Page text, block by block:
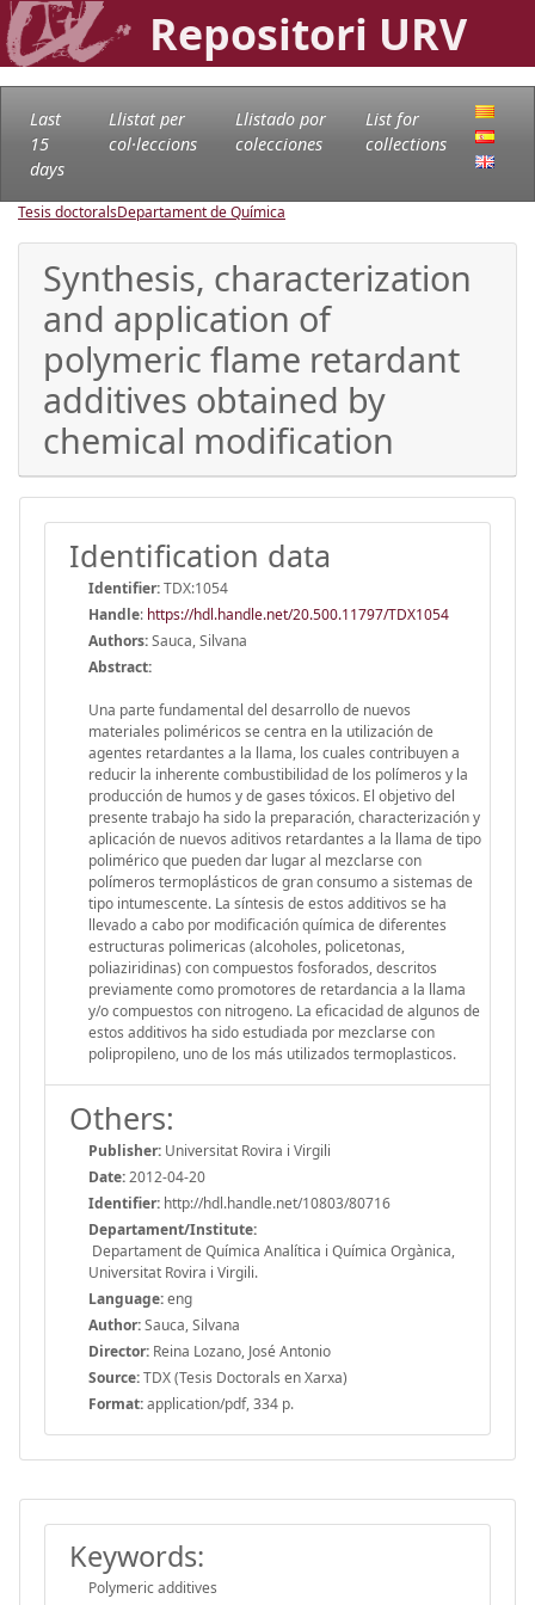
Repositori URV
Last
15
days
Llistat per
col·leccions
Llistado por
colecciones
List for
collections
Tesis doctoralsDepartament de Química
Synthesis, characterization
and application of
polymeric flame retardant
additives obtained by
chemical modification
Identification data
Identifier:TDX:1054
Handle: https://hdl.handle.net/20.500.11797/TDX1054
Authors:Sauca, Silvana
Abstract:
Una parte fundamental del desarrollo de nuevos
materiales poliméricos se centra en la utilización de
agentes retardantes a la llama, los cuales contribuyen a
reducir la inherente combustibilidad de los polímeros y la
producción de humos y de gases tóxicos. El objetivo del
presente trabajo ha sido la preparación, characterización y
aplicación de nuevos aditivos retardantes a la llama de tipo
polimérico que pueden dar lugar al mezclarse con
polímeros termoplásticos de gran consumo a sistemas de
tipo intumescente. La síntesis de estos additivos se ha
llevado a cabo por modificación química de diferentes
estructuras polimericas (alcoholes, policetonas,
poliaziridinas) con compuestos fosforados, descritos
previamente como promotores de retardancia a la llama
y/o compuestos con nitrogeno. La eficacidad de algunos de
estos additivos ha sido estudiada por mezclarse con
polipropileno, uno de los más utilizados termoplasticos.
Others:
Publisher: Universitat Rovira i Virgili
Date:2012-04-20
Identifier: http://hdl.handle.net/10803/80716
Departament/Institute:
Departament de Química Analítica i Química Orgànica,
Universitat Rovira i Virgili.
Language:eng
Author:Sauca, Silvana
Director: Reina Lozano, José Antonio
Source:TDX (Tesis Doctorals en Xarxa)
Format:application/pdf, 334 p.
Keywords:
Polymeric additives